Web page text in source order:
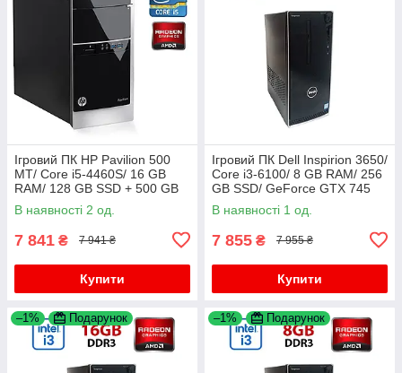
Ігровий ПК HP Pavilion 500
MT/ Core i5-4460S/ 16 GB
RAM/ 128 GB SSD + 500 GB
HDD/ Radeon R7 240 2GB
В наявності 2 од.
7 841 ₴ 7 941 ₴
Купити
Ігровий ПК Dell Inspirion 3650/
Core i3-6100/ 8 GB RAM/ 256
GB SSD/ GeForce GTX 745
2GB
В наявності 1 од.
7 855 ₴ 7 955 ₴
Купити
–1% Подарунок –1% Подарунок